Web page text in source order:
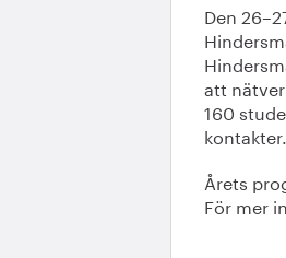
Den
att
160
kontakter.
Årets
För mer